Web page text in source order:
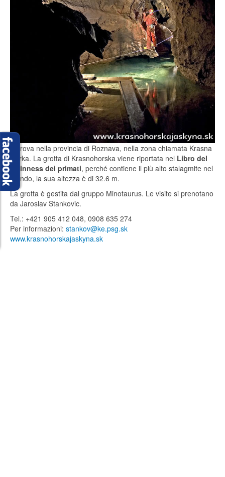
Si trova nella provincia di Roznava, nella zona chiamata Krasna
Horka. La grotta di Krasnohorska viene riportata nel Libro del
Guinness dei primati, perché contiene il più alto stalagmite nel
mondo, la sua altezza è di 32.6 m.
La grotta è gestita dal gruppo Minotaurus. Le visite si prenotano
da Jaroslav Stankovic.
Tel.: +421 905 412 048, 0908 635 274
Per informazioni: stankov@ke.psg.sk
www.krasnohorskajaskyna.sk